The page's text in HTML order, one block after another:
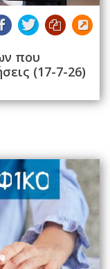
που
(17-7-26)